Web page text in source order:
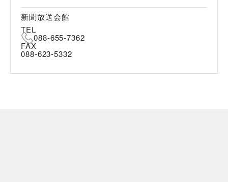
新聞放送会館
TEL
088-655-7362
FAX
088-623-5332